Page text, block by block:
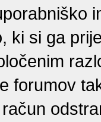
ki si ga
forumov